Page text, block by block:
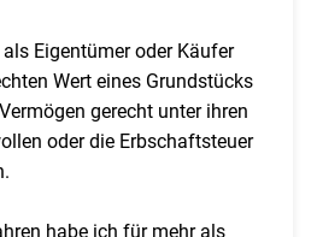
Eigentümer oder Käufer
Wert eines Grundstücks
gerecht unter ihren
oder die Erbschaftsteuer
habe ich für mehr als